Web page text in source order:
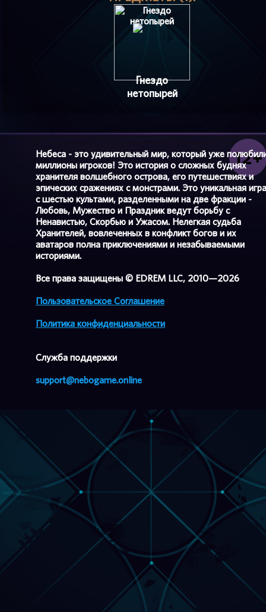
Гнездо
нетопырей
Небеса - это удивительный мир, который уже
миллионы игроков! Это история о сложных буднях
хранителя волшебного острова, его путешествиях и
эпических сражениях с монстрами. Это уникальная игра
с шестью культами, разделенными на две фракции -
Любовь, Мужество и Праздник ведут борьбу с
Ненавистью, Скорбью и Ужасом. Нелегкая судьба
Хранителей, вовлеченных в конфликт богов и их
аватаров полна приключениями и незабываемыми
историями.
Все права защищены © EDREM LLC, 2010—2026
Пользовательское Соглашение
Политика конфиденциальности
Cлужба поддержки
support@nebogame.online